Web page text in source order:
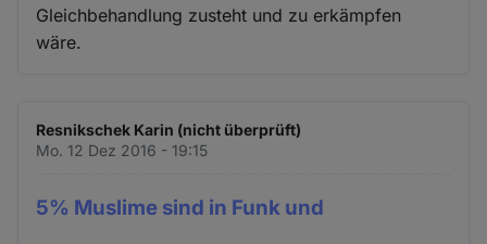
Gleichbehandlung zusteht und zu erkämpfen
wäre.
Resnikschek Karin (nicht überprüft)
Mo. 12 Dez 2016 - 19:15
5% Muslime sind in Funk und